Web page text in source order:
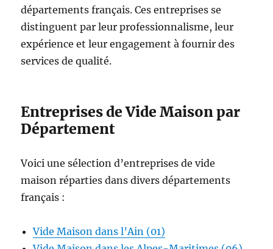
départements français. Ces entreprises se
distinguent par leur professionnalisme, leur
expérience et leur engagement à fournir des
services de qualité.
Entreprises de Vide Maison par
Département
Voici une sélection d’entreprises de vide
maison réparties dans divers départements
français :
Vide Maison dans l’Ain (01)